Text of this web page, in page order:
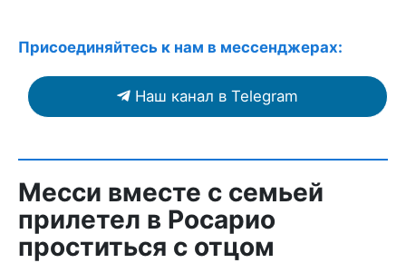
Присоединяйтесь к нам в мессенджерах:
Наш канал в Telegram
Месси вместе с семьей
прилетел в Росарио
проститься с отцом